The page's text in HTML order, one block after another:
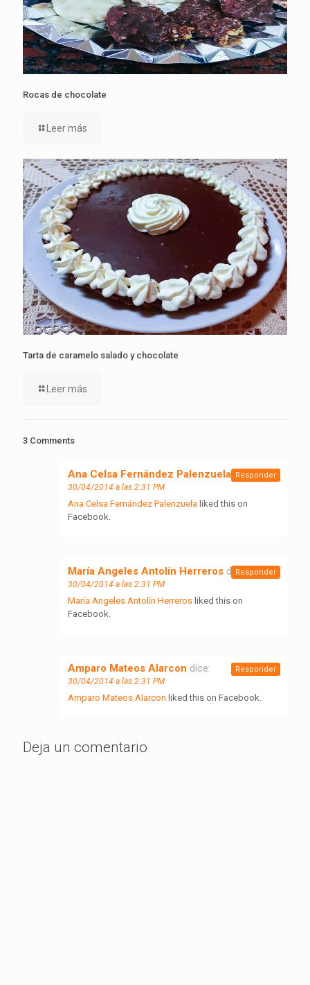
Rocas de chocolate
Leer más
Tarta de caramelo salado y chocolate
Leer más
3 Comments
Ana Celsa Fernández Palenzuela dice:
30/04/2014 a las 2:31 PM
Ana Celsa Fernández Palenzuela liked this on
Facebook.
Responder
María Angeles Antolín Herreros dice:
30/04/2014 a las 2:31 PM
María Angeles Antolín Herreros liked this on
Facebook.
Responder
Amparo Mateos Alarcon dice:
30/04/2014 a las 2:31 PM
Amparo Mateos Alarcon liked this on Facebook.
Responder
Deja un comentario